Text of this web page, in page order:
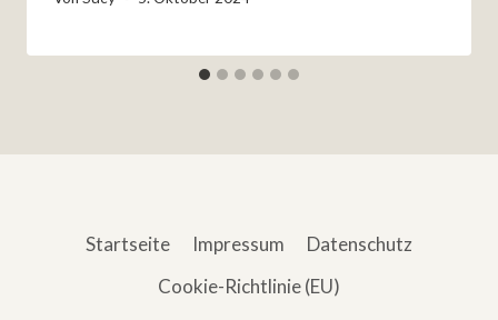
Startseite Impressum
Datenschutz
Cookie-Richtlinie (EU)